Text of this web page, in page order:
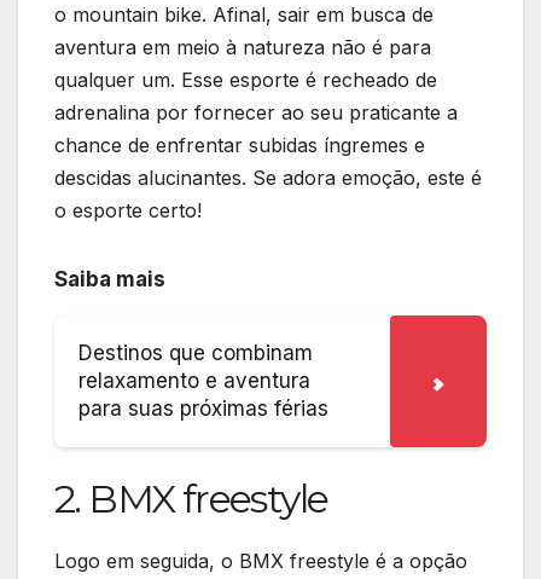
o mountain bike. Afinal, sair em busca de
aventura em meio à natureza não é para
qualquer um. Esse esporte é recheado de
adrenalina por fornecer ao seu praticante a
chance de enfrentar subidas íngremes e
descidas alucinantes. Se adora emoção, este é
o esporte certo!
Saiba mais
Destinos que combinam
relaxamento e aventura
para suas próximas férias
2. BMX freestyle
Logo em seguida, o BMX freestyle é a opção